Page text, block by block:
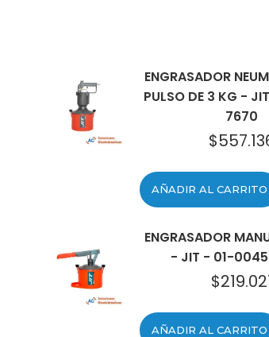
ENGRASADOR
PULSO DE 3 KG -
7670
$
AÑADIR AL CARRITO
ENGRASADOR
- JIT - 01-
$
AÑADIR AL CARRITO